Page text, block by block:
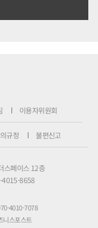
이용자위원회
규정 불편신고
스페이스 12층
4015-8658
4010-7078
니스포스트